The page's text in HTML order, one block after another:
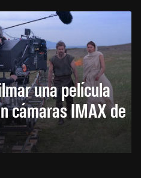
una película
cámaras IMAX de